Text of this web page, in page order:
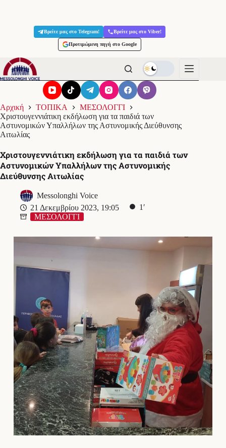
Βρείτε μας στο Telegram! Βρείτε μας στο Viber!
Προτιμώμενη πηγή στο Google
Αρχική ΤΟΠΙΚΑ
ΜΕΣΟΛΟΓΓΙ
Χριστουγεννιάτικη εκδήλωση για τα παιδιά των
Αστυνομικών Υπαλλήλων της Αστυνομικής Διεύθυνσης
Αιτωλίας
Χριστουγεννιάτικη εκδήλωση για τα παιδιά των
Αστυνομικών Υπαλλήλων της Αστυνομικής
Διεύθυνσης Αιτωλίας
Messolonghi Voice
21 Δεκεμβρίου 2023, 19:05
1′
ΜΕΣΟΛΟΓΓΙ